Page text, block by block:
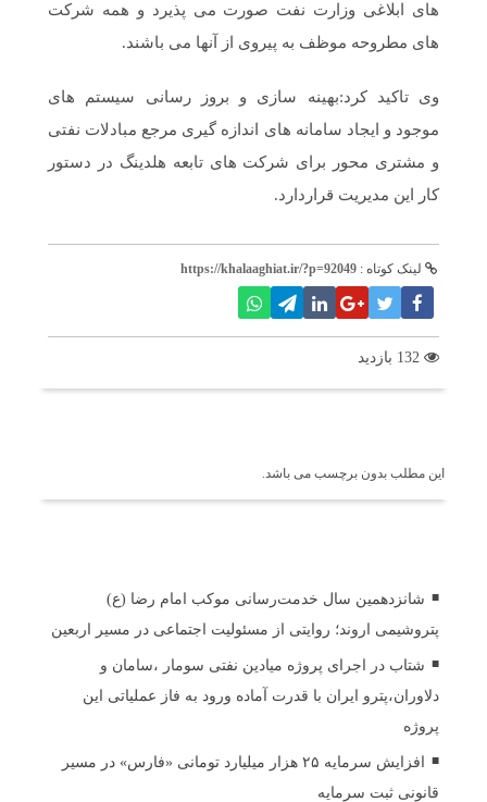
های ابلاغی وزارت نفت صورت می پذیرد و همه شرکت
های مطروحه موظف به پیروی از آنها می باشند.
وی تاکید کرد:بهینه سازی و بروز رسانی سیستم های
موجود و ایجاد سامانه های اندازه گیری مرجع مبادلات نفتی
و مشتری محور برای شرکت های تابعه هلدینگ در دستور
کار این مدیریت قراردارد.
لینک کوتاه : https://khalaaghiat.ir/?p=92049
این مطلب بدون برچسب می باشد.
شانزدهمین سال خدمت‌رسانی موکب امام رضا (ع)
پتروشیمی اروند؛ روایتی از مسئولیت اجتماعی در مسیر اربعین
شتاب در اجرای پروژه میادین نفتی سومار ،سامان و
دلاوران،پترو ایران با قدرت آماده ورود به فاز عملیاتی این
پروژه
افزایش سرمایه ۲۵ هزار میلیارد تومانی «فارس» در مسیر
قانونی ثبت سرمایه